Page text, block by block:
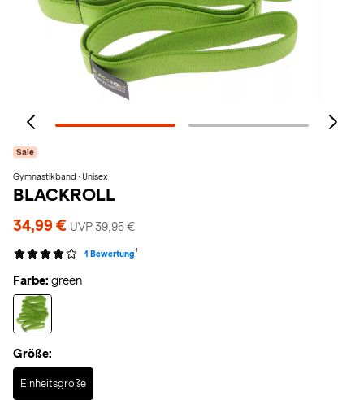
Sale
Gymnastikband · Unisex
BLACKROLL
34,99 € UVP 39,95 €
1 Bewertung 1
Farbe: green
Größe:
Einheitsgröße
Selected